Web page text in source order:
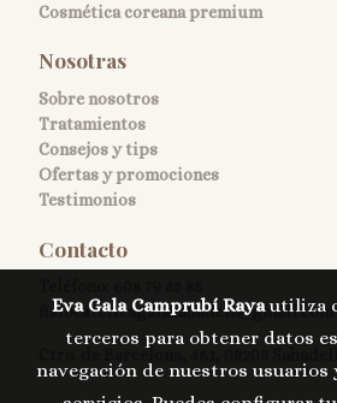
Cosmética coreana premium
Nosotras
Sobre nosotros
Tratamientos
Consejos y tips
Ofertas y promociones
Testimonios
Contacto
fisioesteticagalasabadell@gmail.com
Eva Gala Camprubí Rayautiliza
terceros para obtener datos
navegación de nuestros